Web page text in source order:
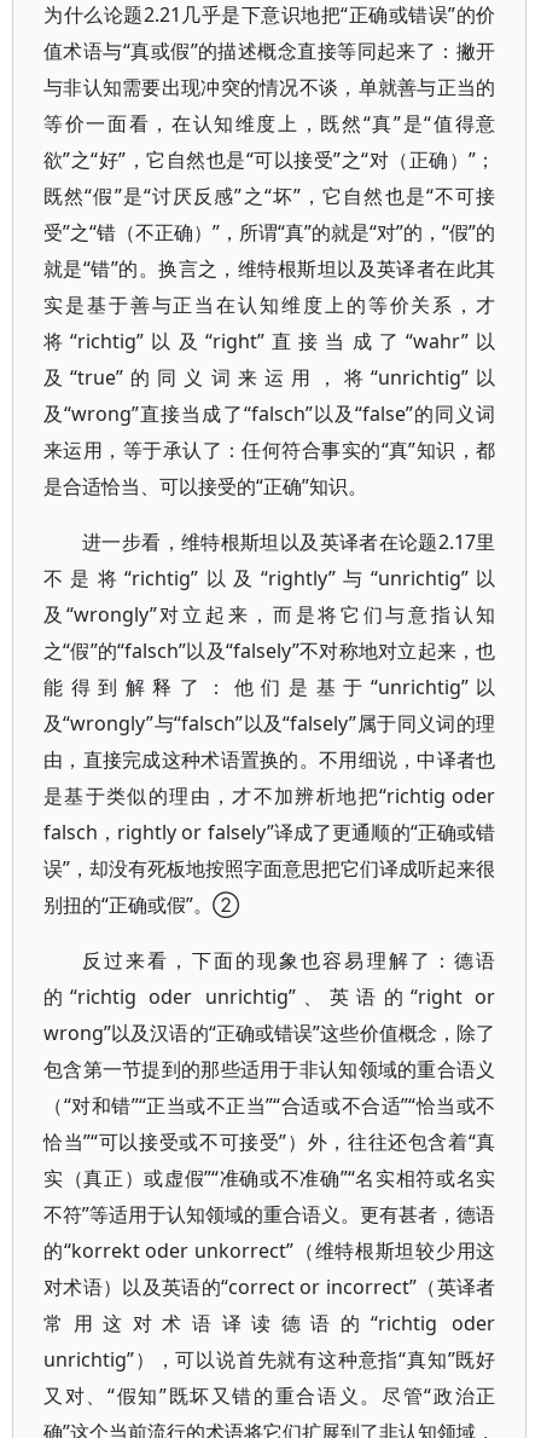
为什么论题2.21几乎是下意识地把“正确或错误”的价
值术语与“真或假”的描述概念直接等同起来了：撇开
与非认知需要出现冲突的情况不谈，单就善与正当的
等价一面看，在认知维度上，既然“真”是“值得意
欲”之“好”，它自然也是“可以接受”之“对（正确）”；
既然“假”是“讨厌反感”之“坏”，它自然也是“不可接
受”之“错（不正确）”，所谓“真”的就是“对”的，“假”的
就是“错”的。换言之，维特根斯坦以及英译者在此其
实是基于善与正当在认知维度上的等价关系，才
将“richtig”以及“right”直接当成了“wahr”以
及“true”的同义词来运用，将“unrichtig”以
及“wrong”直接当成了“falsch”以及“false”的同义词
来运用，等于承认了：任何符合事实的“真”知识，都
是合适恰当、可以接受的“正确”知识。
进一步看，维特根斯坦以及英译者在论题2.17里
不是将“richtig”以及“rightly”与“unrichtig”以
及“wrongly”对立起来，而是将它们与意指认知
之“假”的“falsch”以及“falsely”不对称地对立起来，也
能得到解释了：他们是基于“unrichtig”以
及“wrongly”与“falsch”以及“falsely”属于同义词的理
由，直接完成这种术语置换的。不用细说，中译者也
是基于类似的理由，才不加辨析地把“richtig oder
falsch，rightly or falsely”译成了更通顺的“正确或错
误”，却没有死板地按照字面意思把它们译成听起来很
别扭的“正确或假”。②
反过来看，下面的现象也容易理解了：德语
的“richtig oder unrichtig”、英语的“right or
wrong”以及汉语的“正确或错误”这些价值概念，除了
包含第一节提到的那些适用于非认知领域的重合语义
（“对和错”“正当或不正当”“合适或不合适”“恰当或不
恰当”“可以接受或不可接受”）外，往往还包含着“真
实（真正）或虚假”“准确或不准确”“名实相符或名实
不符”等适用于认知领域的重合语义。更有甚者，德语
的“korrekt oder unkorrect”（维特根斯坦较少用这
对术语）以及英语的“correct or incorrect”（英译者
常用这对术语译读德语的“richtig oder
unrichtig”），可以说首先就有这种意指“真知”既好
又对、“假知”既坏又错的重合语义。尽管“政治正
确”这个当前流行的术语将它们扩展到了非认知领域，